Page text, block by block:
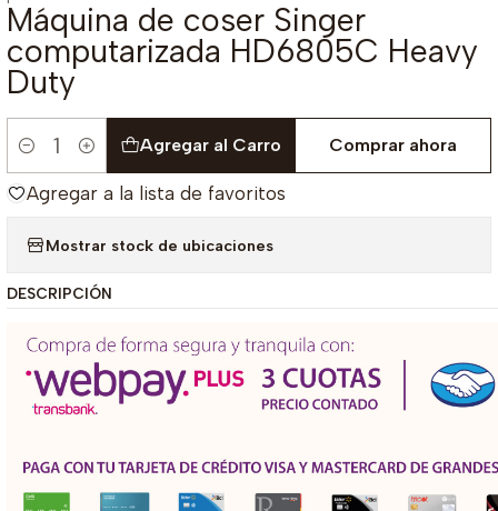
Máquina de coser Singer
computarizada HD6805C Heavy
Duty
Cantidad
Agregar al Carro Comprar ahora
Agregar a la lista de favoritos
Mostrar stock de ubicaciones
DESCRIPCIÓN